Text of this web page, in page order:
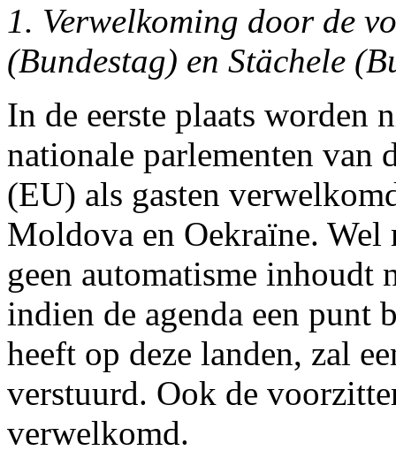
1. Verwelkoming door de
(Bundestag) en Stächele
In de eerste plaats worden
nationale parlementen van
(EU) als gasten
Moldova en Oekraïne.
geen automatisme inhoudt
indien de agenda een punt
heeft op deze landen, zal
verstuurd. Ook de
verwelkomd.